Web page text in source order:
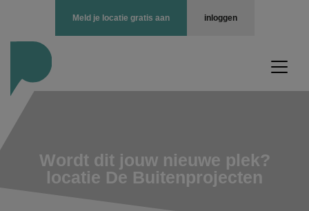
inloggen
Meld je locatie gratis aan
Wordt dit jouw nieuwe plek?
locatie De Buitenprojecten